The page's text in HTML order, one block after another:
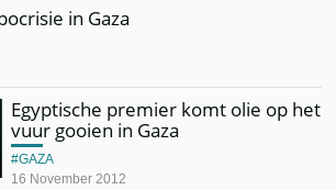
in Gaza
Egyptische premier komt olie op het
vuur gooien in Gaza
16 November 2012
GAZA